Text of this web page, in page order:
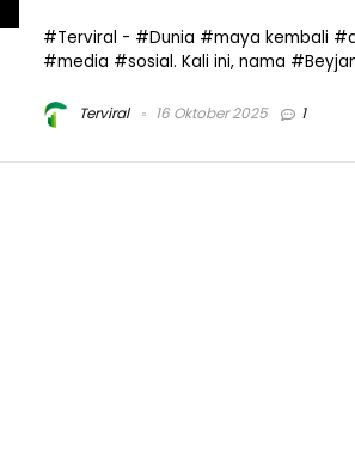
#Terviral - #Dunia #maya kembali
#media #sosial. Kali ini, nama
Terviral 16 Oktober 2025 1